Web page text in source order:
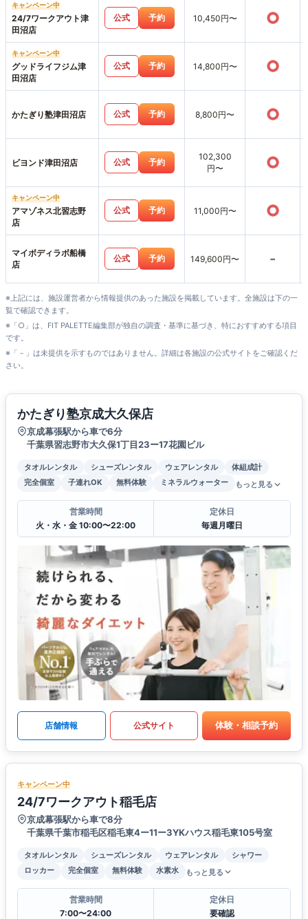
キャンペーン中
24/7ワークアウト津
田沼店
公式 予約 10,450円〜 ○
キャンペーン中
グッドライフジム津
田沼店
公式 予約 14,800円〜 ○
かたぎり塾津田沼店 公式 予約 8,800円〜 ○
ビヨンド津田沼店 公式 予約
102,300
円〜
○
キャンペーン中
アマゾネス北習志野
店
公式 予約 11,000円〜 ○
マイボディラボ船橋
店
公式 予約 149,600円〜 -
※上記には、施設運営者から情報提供のあった施設を掲載しています。全施設は下の一
覧で確認できます。
※「○」は、FIT PALETTE編集部が独自の調査・基準に基づき、特におすすめする項目
です。
※「－」は未提供を示すものではありません。詳細は各施設の公式サイトをご確認くだ
さい。
かたぎり塾京成大久保店
京成幕張駅から車で6分
千葉県習志野市大久保1丁目23ー17花園ビル
タオルレンタル シューズレンタル ウェアレンタル
体組成計
完全個室
子連れOK 無料体験 ミネラルウォーター もっと見る
営業時間
火・水・金 10:00〜22:00
定休日
毎週月曜日
店舗情報 公式サイト 体験・相談予約
キャンペーン中
24/7ワークアウト稲毛店
京成幕張駅から車で8分
千葉県千葉市稲毛区稲毛東4ー11ー3YKハウス稲毛東105号室
タオルレンタル シューズレンタル ウェアレンタル
シャワー
ロッカー
完全個室 無料体験 水素水 もっと見る
営業時間
7:00〜24:00
定休日
要確認